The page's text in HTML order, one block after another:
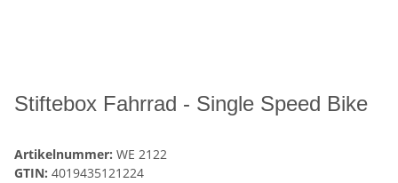
Stiftebox Fahrrad - Single Speed Bike
Artikelnummer: WE 2122
GTIN: 4019435121224